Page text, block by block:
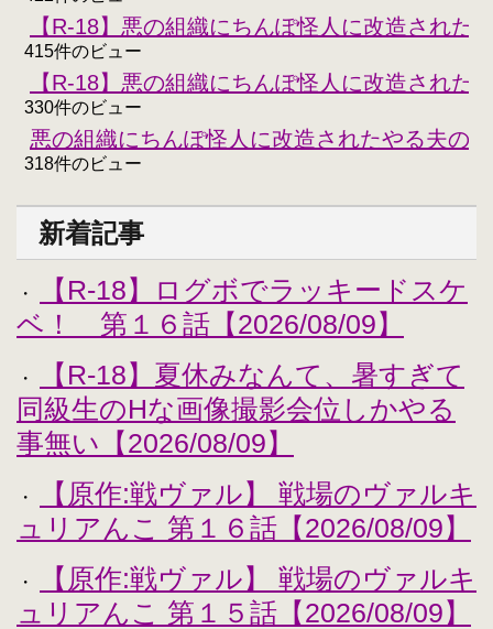
【R-18】悪の組織にちんぽ怪人に改造された
415件のビュー
【R-18】悪の組織にちんぽ怪人に改造された
330件のビュー
悪の組織にちんぽ怪人に改造されたやる夫の
318件のビュー
新着記事
・
【R-18】ログボでラッキードスケ
ベ！ 第１６話【2026/08/09】
・
【R-18】夏休みなんて、暑すぎて
同級生のHな画像撮影会位しかやる
事無い【2026/08/09】
・
【原作:戦ヴァル】 戦場のヴァルキ
ュリアんこ 第１６話【2026/08/09】
・
【原作:戦ヴァル】 戦場のヴァルキ
ュリアんこ 第１５話【2026/08/09】